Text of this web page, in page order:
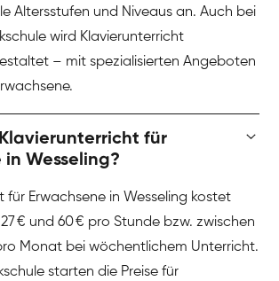
Altersstufen und Niveaus an. Auch bei
wird Klavierunterricht
– mit spezialisierten Angeboten
für
in Wesseling?
für Erwachsene in Wesseling kostet
€ und 60 € pro Stunde bzw. zwischen
Monat bei wöchentlichem Unterricht.
starten die Preise für